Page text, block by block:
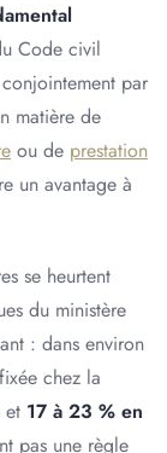
Code civil
par
matière de
ou de prestation
un avantage à
se heurtent
du ministère
: dans environ
chez la
et 17 à 23 % en
pas une règle